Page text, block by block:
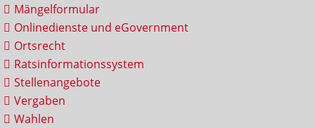
Mängelformular
Onlinedienste und eGovernment
Ortsrecht
Ratsinformationssystem
Stellenangebote
Vergaben
Wahlen